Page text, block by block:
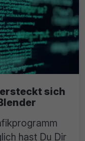
sich
hast Du Dir